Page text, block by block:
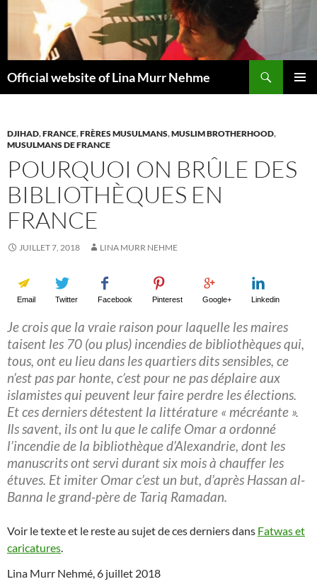
contenu
Official website of Lina Murr Nehme
DJIHAD,FRANCE,FRÈRES MUSULMANS,MUSLIM BROTHERHOOD,
MUSULMANS DE FRANCE
POURQUOI ON BRÛLE DES
BIBLIOTHÈQUES EN
FRANCE
JUILLET 7, 2018 LINA MURR NEHME
Email Twitter Facebook Pinterest Google+ Linkedin
Je crois que la vraie raison pour laquelle les maires
taisent les 70 (ou plus) incendies de bibliothèques qui,
tous, ont eu lieu dans les quartiers dits sensibles, ce
n’est pas par honte, c’est pour ne pas déplaire aux
islamistes qui peuvent leur faire perdre les élections.
Et ces derniers détestent la littérature « mécréante ».
Ils savent, ils ont lu que le calife Omar a ordonné
l’incendie de la bibliothèque d’Alexandrie, dont les
manuscrits ont servi durant six mois à chauffer les
étuves. Et imiter Omar c’est un but, d’après Hassan al-
Banna le grand-père de Tariq Ramadan.
Voir le texte et le reste au sujet de ces derniers dans Fatwas et
caricatures.
Lina Murr Nehmé, 6 juillet 2018